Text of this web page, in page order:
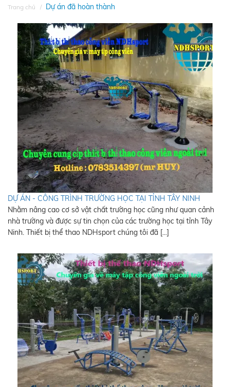
Trang chủ Dự án đã hoàn thành
DỰ ÁN - CÔNG TRÌNH TRƯỜNG HỌC TẠI TỈNH TÂY NINH
Nhằm nâng cao cơ sở vật chất trường học cũng như quan cảnh
nhà trường và được sự tin chọn của các trường học tại tỉnh Tây
Ninh. Thiết bị thể thao NDHsport chúng tôi đã [...]